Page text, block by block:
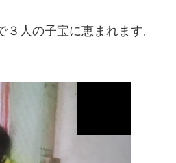
人の子宝に恵まれます。